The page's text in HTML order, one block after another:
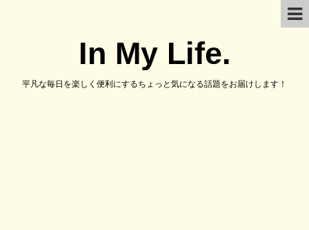
In My Life.
平凡な毎日を楽しく便利にするちょっと気になる話題をお届けします！